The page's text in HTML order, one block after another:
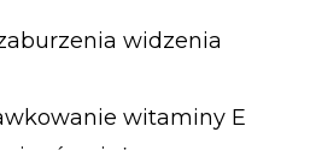
widzenia
witaminy E